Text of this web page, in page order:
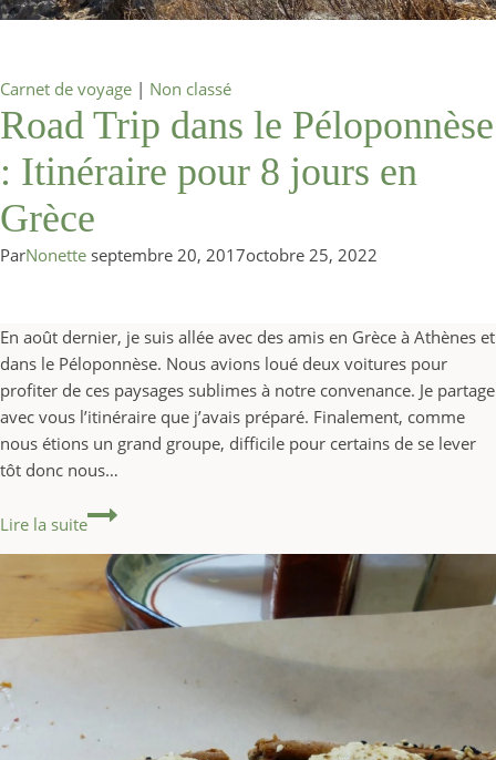
Carnet de voyage | Non classé
Road Trip dans le Péloponnèse
: Itinéraire pour 8 jours en
Grèce
ParNonette septembre 20, 2017octobre 25, 2022
En août dernier, je suis allée avec des amis en Grèce à Athènes et
dans le Péloponnèse. Nous avions loué deux voitures pour
profiter de ces paysages sublimes à notre convenance. Je partage
avec vous l’itinéraire que j’avais préparé. Finalement, comme
nous étions un grand groupe, difficile pour certains de se lever
tôt donc nous…
Lire la suite
Road Trip dans le Péloponnèse : Itinéraire pour 8